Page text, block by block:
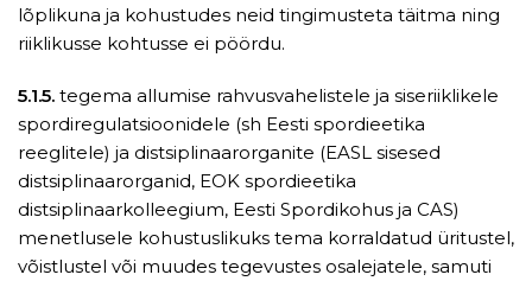
lõplikuna ja kohustudes neid tingimusteta täitma ning
riiklikusse kohtusse ei pöördu.
5.1.5. tegema allumise rahvusvahelistele ja siseriiklikele
spordiregulatsioonidele (sh Eesti spordieetika
reeglitele) ja distsiplinaarorganite (EASL sisesed
distsiplinaarorganid, EOK spordieetika
distsiplinaarkolleegium, Eesti Spordikohus ja CAS)
menetlusele kohustuslikuks tema korraldatud üritustel,
võistlustel või muudes tegevustes osalejatele, samuti